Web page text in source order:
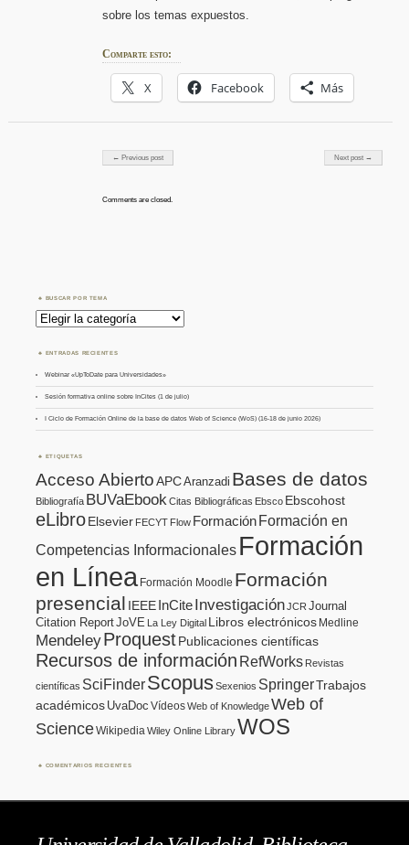
sobre los temas expuestos.
Comparte esto:
X Facebook Más
Post navigation
← Previous post Next post →
Comments are closed.
BUSCAR POR TEMA
Buscar
por
Tema
ENTRADAS RECIENTES
Webinar «UpToDate para Universidades»
Sesión formativa online sobre InCites (1 de julio)
I Ciclo de Formación Online de la base de datos Web of Science (WoS) (16-18 de junio 2026)
ETIQUETAS
Acceso AbiertoAPCAranzadi Bases de datos
Bibliografía BUVaEbookCitas Bibliográficas Ebsco Ebscohost
eLibroElsevier FECYT Flow FormaciónFormación en
Competencias Informacionales Formación
en Línea Formación Moodle Formación
presencial IEEE InCite InvestigaciónJCR Journal
Citation ReportJoVE La Ley Digital Libros electrónicos Medline
MendeleyProquestPublicaciones científicas
Recursos de información RefWorks Revistas
científicas SciFinderScopusSexenios SpringerTrabajos
académicos UvaDoc VídeosWeb of KnowledgeWeb of
ScienceWikipediaWiley Online LibraryWOS
COMENTARIOS RECIENTES